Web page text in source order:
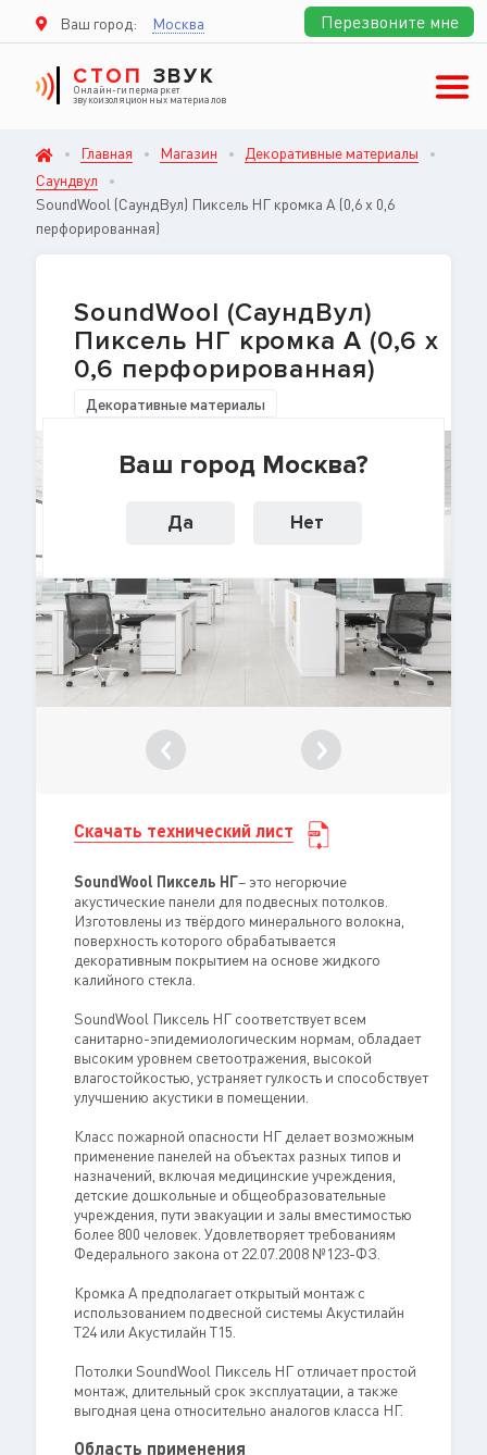
Ваш город: Москва
Ваш город Москва?
Да Нет
СТОП ЗВУК
Онлайн-гипермаркет
звукоизоляционных материалов
Перезвоните мне
Главная Магазин
Декоративные материалы
Саундвул
SoundWool (СаундВул) Пиксель НГ кромка А (0,6 х 0,6
перфорированная)
SoundWool (СаундВул)
Пиксель НГ кромка А (0,6 х
0,6 перфорированная)
Декоративные материалы
Скачать технический лист
SoundWool Пиксель НГ– это негорючие
акустические панели для подвесных потолков.
Изготовлены из твёрдого минерального волокна,
поверхность которого обрабатывается
декоративным покрытием на основе жидкого
калийного стекла.
SoundWool Пиксель НГ соответствует всем
санитарно-эпидемиологическим нормам, обладает
высоким уровнем светоотражения, высокой
влагостойкостью, устраняет гулкость и способствует
улучшению акустики в помещении.
Класс пожарной опасности НГ делает возможным
применение панелей на объектах разных типов и
назначений, включая медицинские учреждения,
детские дошкольные и общеобразовательные
учреждения, пути эвакуации и залы вместимостью
более 800 человек. Удовлетворяет требованиям
Федерального закона от 22.07.2008 №123-ФЗ.
Кромка А предполагает открытый монтаж с
использованием подвесной системы Акустилайн
Т24 или Акустилайн Т15.
Потолки SoundWool Пиксель НГ отличает простой
монтаж, длительный срок эксплуатации, а также
выгодная цена относительно аналогов класса НГ.
Область применения